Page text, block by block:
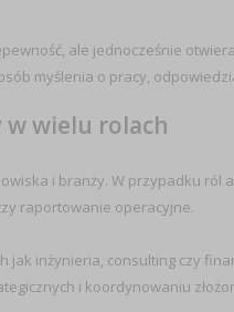
ale jednocześnie
myślenia o pracy,
w wielu rolach
i branży. W przypadku
raportowanie operacyjne.
jak inżynieria, consulting czy
i koordynowaniu